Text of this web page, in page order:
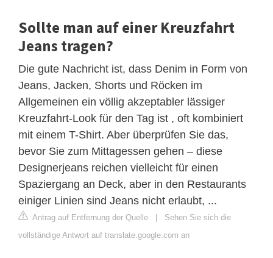
Sollte man auf einer Kreuzfahrt
Jeans tragen?
Die gute Nachricht ist, dass Denim in Form von
Jeans, Jacken, Shorts und Röcken im
Allgemeinen ein völlig akzeptabler lässiger
Kreuzfahrt-Look für den Tag ist , oft kombiniert
mit einem T-Shirt. Aber überprüfen Sie das,
bevor Sie zum Mittagessen gehen – diese
Designerjeans reichen vielleicht für einen
Spaziergang an Deck, aber in den Restaurants
einiger Linien sind Jeans nicht erlaubt, ...
Antrag auf Entfernung der Quelle
Sehen Sie sich die
vollständige Antwort auf translate.google.com an